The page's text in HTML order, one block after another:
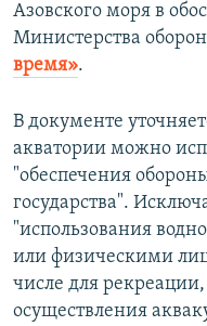
Азовского моря в
Министерства
время».
В документе
акватории можно
"обеспечения
государства".
"использования
или физическими
числе для
осуществления